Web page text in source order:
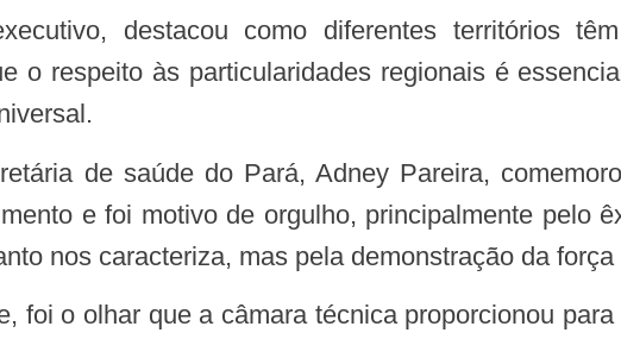
o respeito às particularidades regionais é
e foi motivo de orgulho, principalmente pelo
nos caracteriza, mas pela demonstração da